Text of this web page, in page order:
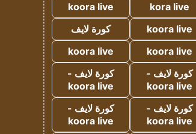
kora live
koora live
koora live
كورة لايف
koora live
koora live
كورة لايف -
koora live
كورة لايف -
koora live
كورة لايف -
koora live
كورة لايف -
koora live